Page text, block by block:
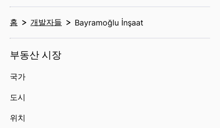
홈 개발자들 Bayramoğlu İnşaat
부동산 시장
국가
도시
위치